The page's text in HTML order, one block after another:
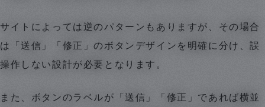
サイトによっては逆のパターンもありますが、その場合
は「送信」「修正」のボタンデザインを明確に分け、誤
操作しない設計が必要となります。
また、ボタンのラベルが「送信」「修正」であれば横並